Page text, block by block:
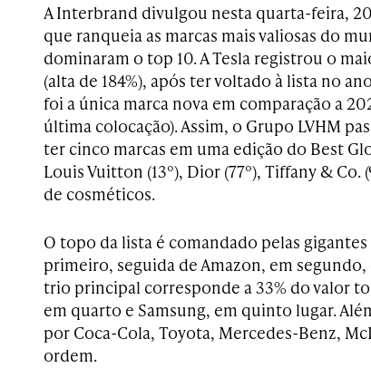
A Interbrand divulgou nesta quarta-feira,
que ranqueia as marcas mais valiosas do
dominaram o top 10. A Tesla registrou o
(alta de 184%), após ter voltado à lista no
foi a única marca nova em comparação a
última colocação). Assim, o Grupo LVHM
ter cinco marcas em uma edição do Best
Louis Vuitton (13º), Dior (77º), Tiffany & Co.
de cosméticos.
O topo da lista é comandado pelas
primeiro, seguida de Amazon, em
trio principal corresponde a 33% do valor
em quarto e Samsung, em quinto lugar.
por Coca-Cola, Toyota, Mercedes-Benz,
ordem.